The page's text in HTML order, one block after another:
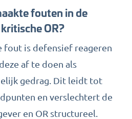
fouten in de
OR?
fout is defensief reageren
af te doen als
gedrag. Dit leidt tot
en verslechtert de
en OR structureel.